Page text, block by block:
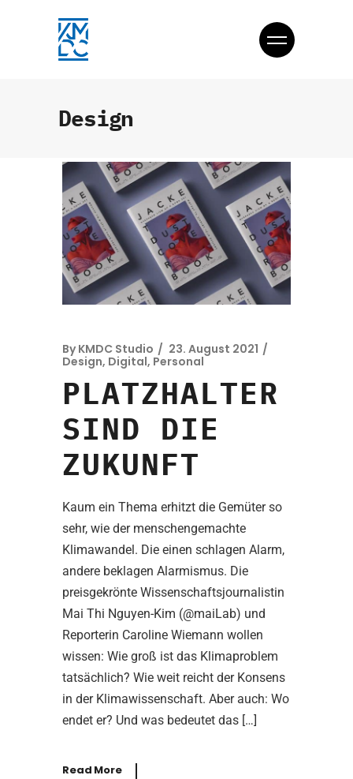
Design
By KMDC Studio
23. August 2021
Design, Digital, Personal
PLATZHALTER
SIND DIE
ZUKUNFT
Kaum ein Thema erhitzt die Gemüter so
sehr, wie der menschengemachte
Klimawandel. Die einen schlagen Alarm,
andere beklagen Alarmismus. Die
preisgekrönte Wissenschaftsjournalistin
Mai Thi Nguyen-Kim (@maiLab) und
Reporterin Caroline Wiemann wollen
wissen: Wie groß ist das Klimaproblem
tatsächlich? Wie weit reicht der Konsens
in der Klimawissenschaft. Aber auch: Wo
endet er? Und was bedeutet das […]
Read More